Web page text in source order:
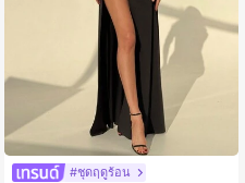
#ชุดฤดูร้อน